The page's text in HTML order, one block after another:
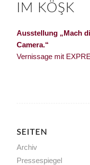
IM KÖŞK
Ausstellung „Mach
Camera.“
Vernissage mit
SEITEN
Archiv
Pressespiegel